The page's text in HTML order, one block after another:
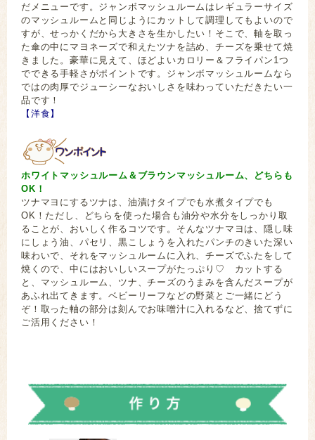
だメニューです。ジャンボマッシュルームはレギュラーサイズ
のマッシュルームと同じようにカットして調理してもよいので
すが、せっかくだから大きさを生かしたい！そこで、軸を取っ
た傘の中にマヨネーズで和えたツナを詰め、チーズを乗せて焼
きました。豪華に見えて、ほどよいカロリー＆フライパン1つ
でできる手軽さがポイントです。ジャンボマッシュルームなら
ではの肉厚でジューシーなおいしさを味わっていただきたい一
品です！
【洋食】
ホワイトマッシュルーム＆ブラウンマッシュルーム、どちらも
OK！
ツナマヨにするツナは、油漬けタイプでも水煮タイプでも
OK！ただし、どちらを使った場合も油分や水分をしっかり取
ることが、おいしく作るコツです。そんなツナマヨは、隠し味
にしょう油、パセリ、黒こしょうを入れたパンチのきいた深い
味わいで、それをマッシュルームに入れ、チーズでふたをして
焼くので、中にはおいしいスープがたっぷり♡ カットする
と、マッシュルーム、ツナ、チーズのうまみを含んだスープが
あふれ出てきます。ベビーリーフなどの野菜とご一緒にどう
ぞ！取った軸の部分は刻んでお味噌汁に入れるなど、捨てずに
ご活用ください！